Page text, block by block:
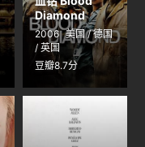
Diamond
2006 美国 / 德国
/ 英国
豆瓣8.7分